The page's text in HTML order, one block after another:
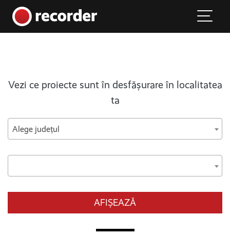
Main Navigation
Vezi ce proiecte sunt în desfășurare în localitatea
ta
Alege județul
AFIȘEAZĂ